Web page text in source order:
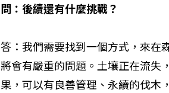
問：後續還有什麼挑戰？
答：我們需要找到一個方式，來在
將會有嚴重的問題。土壤正在流失
果，可以有良善管理、永續的伐木